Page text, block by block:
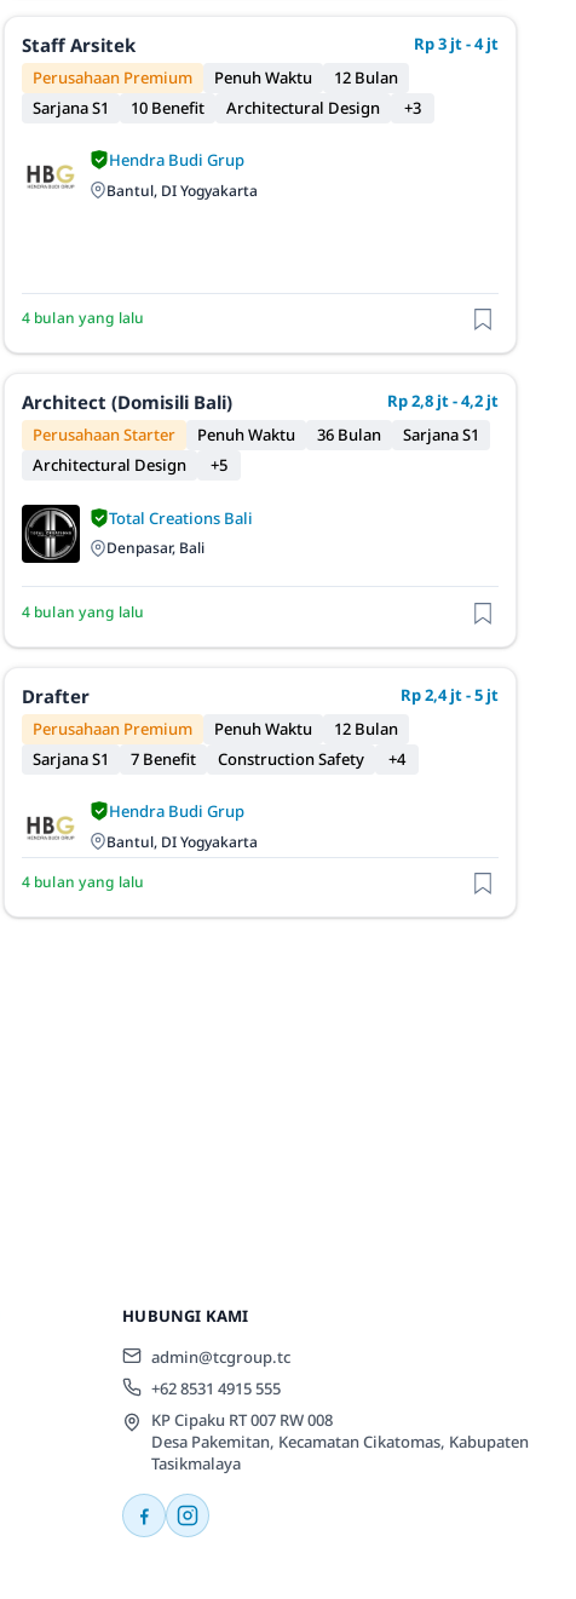
Staff Arsitek
Rp 3 jt - 4 jt
Perusahaan Premium
Penuh Waktu
12 Bulan
Sarjana S1
10 Benefit Architectural Design +3
Hendra Budi Grup
Bantul, DI Yogyakarta
4 bulan yang lalu
Architect (Domisili Bali)
Rp 2,8 jt - 4,2 jt
Perusahaan Starter
Penuh Waktu 36 Bulan
Sarjana S1
Architectural Design
+5
Total Creations Bali
Denpasar, Bali
4 bulan yang lalu
Drafter
Rp 2,4 jt - 5 jt
Perusahaan Premium
Penuh Waktu
12 Bulan
Sarjana S1
7 Benefit Construction Safety +4
Hendra Budi Grup
Bantul, DI Yogyakarta
4 bulan yang lalu
HUBUNGI KAMI
admin@tcgroup.tc
+62 8531 4915 555
KP Cipaku RT 007 RW 008
Desa Pakemitan, Kecamatan Cikatomas, Kabupaten
Tasikmalaya